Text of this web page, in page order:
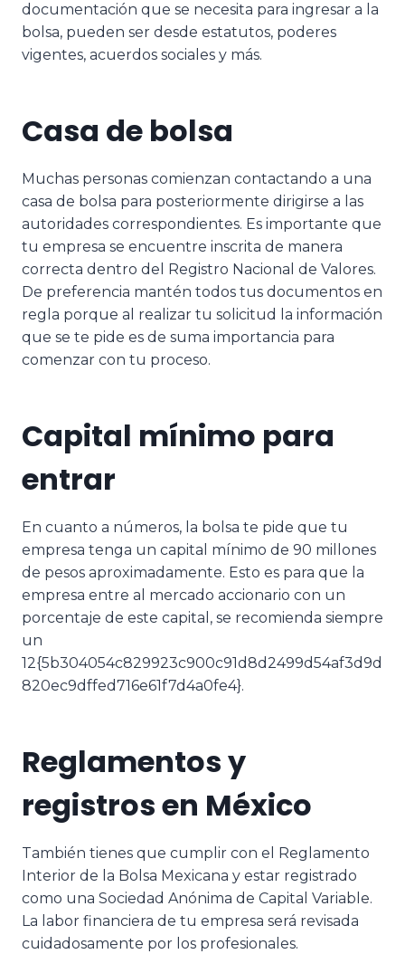
documentación que se necesita para ingresar a la
bolsa, pueden ser desde estatutos, poderes
vigentes, acuerdos sociales y más.
Casa de bolsa
Muchas personas comienzan contactando a una
casa de bolsa para posteriormente dirigirse a las
autoridades correspondientes. Es importante que
tu empresa se encuentre inscrita de manera
correcta dentro del Registro Nacional de Valores.
De preferencia mantén todos tus documentos en
regla porque al realizar tu solicitud la información
que se te pide es de suma importancia para
comenzar con tu proceso.
Capital mínimo para
entrar
En cuanto a números, la bolsa te pide que tu
empresa tenga un capital mínimo de 90 millones
de pesos aproximadamente. Esto es para que la
empresa entre al mercado accionario con un
porcentaje de este capital, se recomienda siempre
un
12{5b304054c829923c900c91d8d2499d54af3d9d
820ec9dffed716e61f7d4a0fe4}.
Reglamentos y
registros en México
También tienes que cumplir con el Reglamento
Interior de la Bolsa Mexicana y estar registrado
como una Sociedad Anónima de Capital Variable.
La labor financiera de tu empresa será revisada
cuidadosamente por los profesionales.